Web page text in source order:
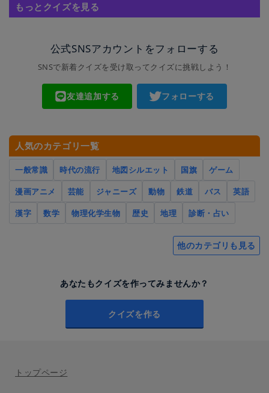
もっとクイズを見る
公式SNSアカウントをフォローする
SNSで新着クイズを受け取ってクイズに挑戦しよう！
友達追加する フォローする
人気のカテゴリ一覧
一般常識 時代の流行 地図シルエット 国旗
ゲーム
漫画アニメ
芸能 ジャニーズ 動物 鉄道 バス
英語
漢字
数学 物理化学生物 歴史 地理 診断・占い
他のカテゴリも見る
あなたもクイズを作ってみませんか？
クイズを作る
トップページ